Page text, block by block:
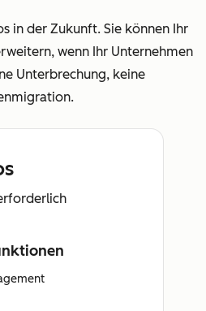
in der Zukunft. Sie können Ihr
wenn Ihr Unternehmen
Unterbrechung, keine